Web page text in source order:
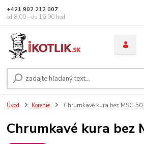
+421 902 212 007
od 8:00 - do 16:00 hod
Úvod Korenie Chrumkavé kura bez MSG 50
Chrumkavé kura bez